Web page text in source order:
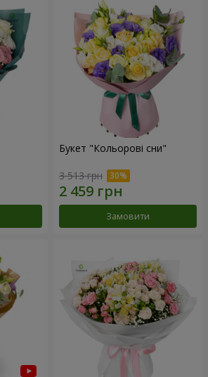
Букет "Кольорові сни"
3 513 грн
Замовити